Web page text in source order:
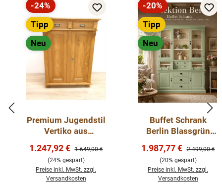
Rabatt
-24%
Tipp
Neu
Premium Jugendstil
Vertiko aus
gewachst,
Landhaus-Stil
Verkaufspreis:
1.247,92 € Regulärer Preis:
1.649,00 €
(24% gespart)
Preise inkl. MwSt. zzgl.
Versandkosten
Rabatt
-20%
Tipp
Neu
Buffet Schrank
Berlin Blassgrün
Landhausstil Kopie
Verkaufspreis:
1.987,77 € Regulärer
2.499,00 €
(20% gespart)
Preise inkl. MwSt. zzgl.
Versandkosten